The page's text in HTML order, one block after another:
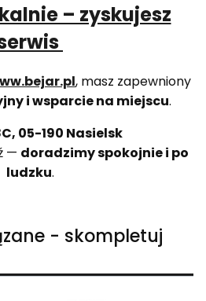
– zyskujesz
, masz zapewniony
i wsparcie na miejscu.
05-190 Nasielsk
— doradzimy spokojnie i po
ludzku.
- skompletuj